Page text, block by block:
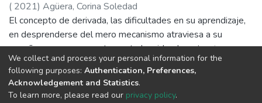
( 2021) Agüera, Corina Soledad
El concepto de derivada, las dificultades en su aprendizaje,
en desprenderse del mero mecanismo atraviesa a su
enseñanza y consecuentemente ha sido elevado a la
superficie por los teóricos de la didáctica de la matemática.
Atendiendo a estas ideas se realizó la búsqueda de
artículos y publicaciones que aportan conceptos y
Previous
We collect and process your personal information for the
following purposes: Authentication, Preferences,
Acknowledgement and Statistics.
To learn more, please read our privacy policy.